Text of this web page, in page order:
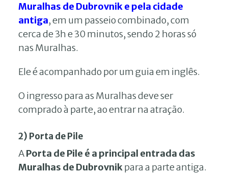
Muralhas de Dubrovnik e pela cidade
antiga, em um passeio combinado, com
cerca de 3h e 30 minutos, sendo 2 horas só
nas Muralhas.
Ele é acompanhado por um guia em inglês.
O ingresso para as Muralhas deve ser
comprado à parte, ao entrar na atração.
2) Porta de Pile
APorta de Pile é a principal entrada das
Muralhas de Dubrovnikpara a parte antiga.